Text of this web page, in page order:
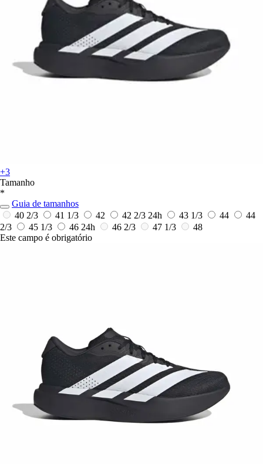
+3
Tamanho
*
Guia de tamanhos
40 2/3
41 1/3 42 42 2/3 24h 43 1/3 44
44
2/3
45 1/3 46 24h 46 2/3 47 1/3
48
Este campo é obrigatório